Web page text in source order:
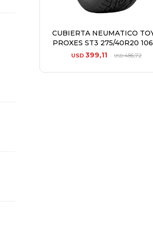
CUBIERTA NEUMATICO
PROXES ST3 275/40R20
USD 399,11 USD486,72